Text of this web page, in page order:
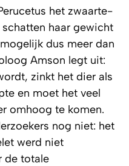
het zwaarte-
haar gewicht
dus meer dan
Amson legt uit:
zinkt het dier als
en moet het veel
omhoog te komen.
nog niet: het
werd niet
de totale